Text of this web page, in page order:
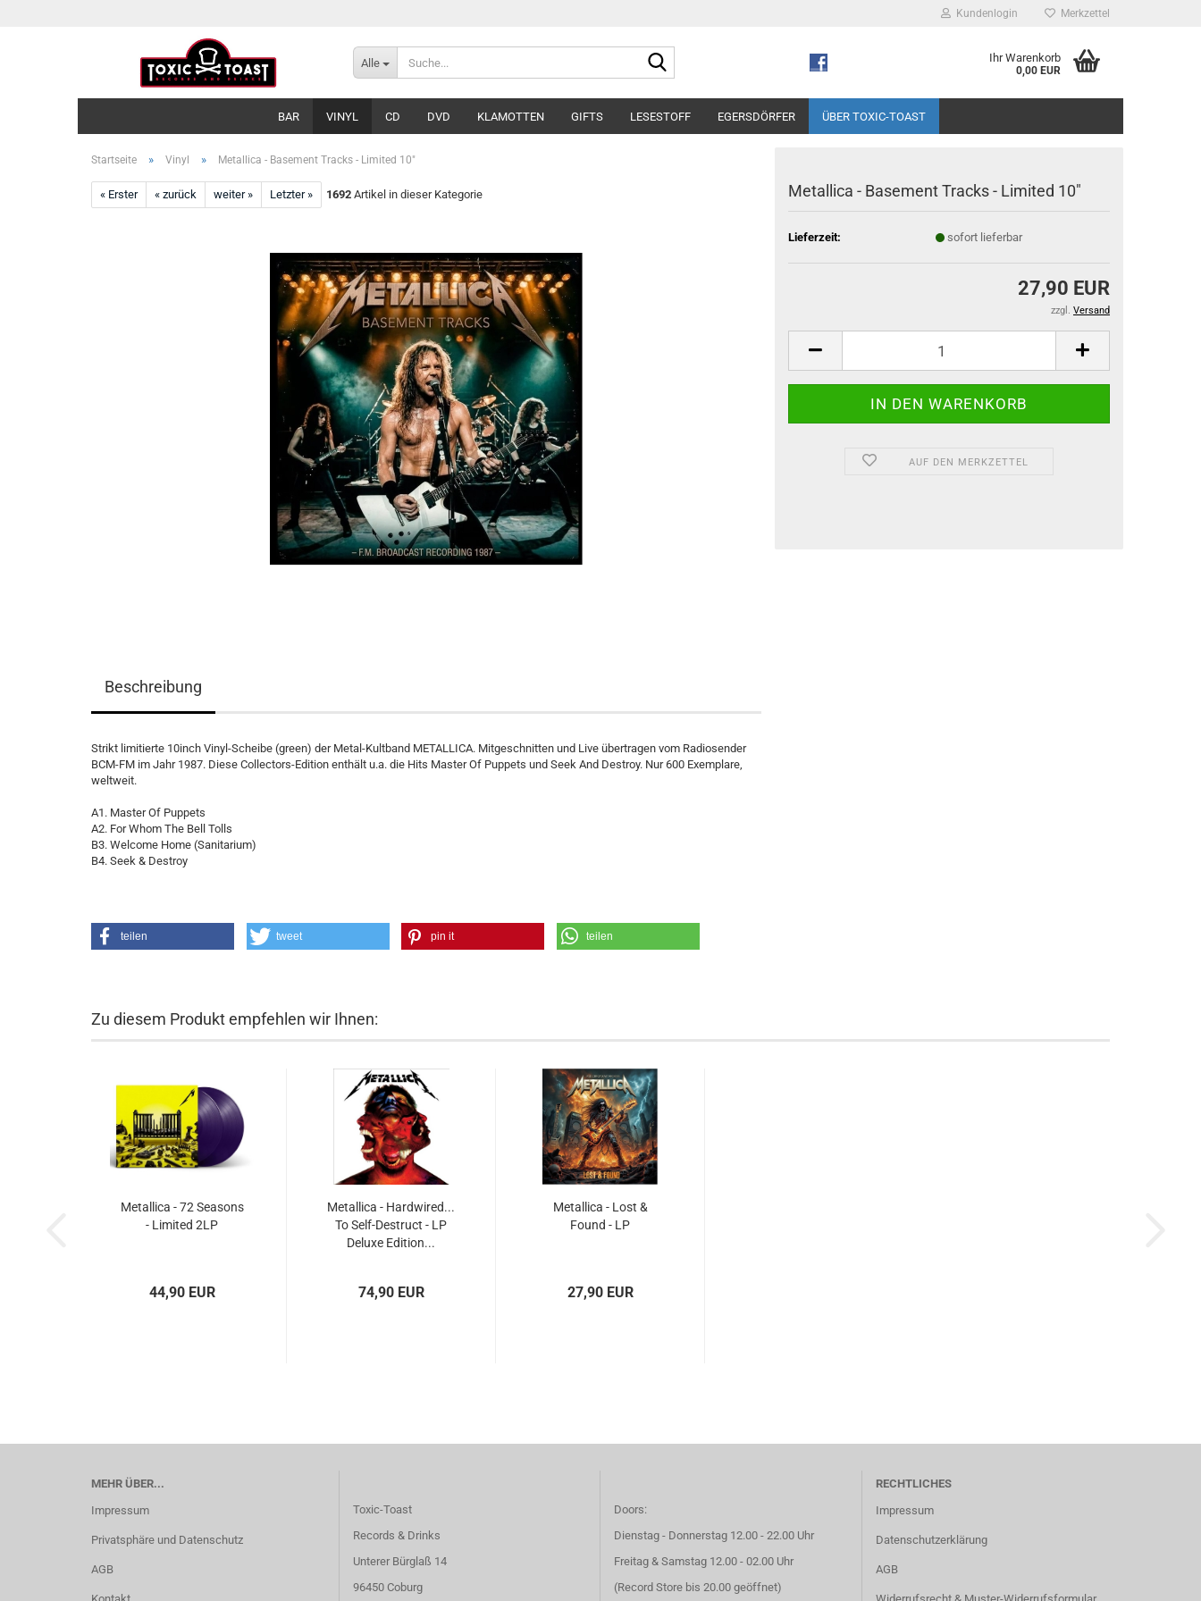
Kundenlogin Merkzettel
Alle Ihr Warenkorb
0,00 EUR
BAR VINYL CD DVD KLAMOTTEN GIFTS LESESTOFF EGERSDÖRFER ÜBER TOXIC-TOAST
Startseite » Vinyl » Metallica - Basement Tracks - Limited 10"
« Erster « zurück weiter » Letzter » 1692 Artikel in dieser Kategorie Metallica - Basement Tracks - Limited 10"
Lieferzeit: sofort lieferbar
27,90 EUR
zzgl. Versand
AUF DEN MERKZETTEL
Beschreibung
Strikt limitierte 10inch Vinyl-Scheibe (green) der Metal-Kultband METALLICA. Mitgeschnitten und Live übertragen vom Radiosender
BCM-FM im Jahr 1987. Diese Collectors-Edition enthält u.a. die Hits Master Of Puppets und Seek And Destroy. Nur 600 Exemplare,
weltweit.
A1. Master Of Puppets
A2. For Whom The Bell Tolls
B3. Welcome Home (Sanitarium)
B4. Seek & Destroy
teilen tweet pin it teilen
Zu diesem Produkt empfehlen wir Ihnen:
Metallica - 72 Seasons
- Limited 2LP
44,90 EUR
Metallica - Hardwired...
To Self-Destruct - LP
Deluxe Edition...
74,90 EUR
Metallica - Lost &
Found - LP
27,90 EUR
MEHR ÜBER...
Impressum
Privatsphäre und Datenschutz
AGB
Toxic-Toast
Records & Drinks
Unterer Bürglaß 14
96450 Coburg
Doors:
Dienstag - Donnerstag 12.00 - 22.00 Uhr
Freitag & Samstag 12.00 - 02.00 Uhr
(Record Store bis 20.00 geöffnet)
RECHTLICHES
Impressum
Datenschutzerklärung
AGB